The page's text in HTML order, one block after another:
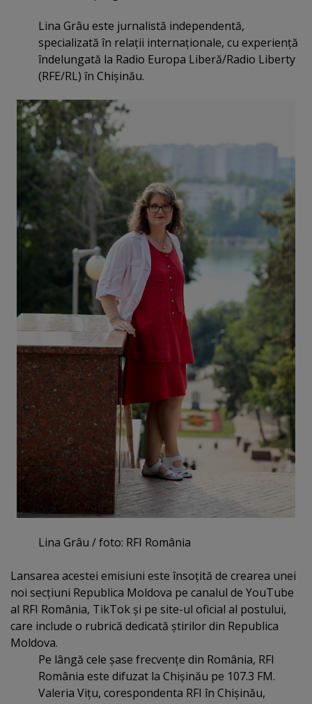
Lina Grâu este jurnalistă independentă,
specializată în relaţii internaţionale, cu experienţă
îndelungată la Radio Europa Liberă/Radio Liberty
(RFE/RL) în Chişinău.
Lina Grâu / foto: RFI România
Lansarea acestei emisiuni este însoţită de crearea unei
noi secţiuni Republica Moldova pe canalul de YouTube
al RFI România, TikTok şi pe site-ul oficial al postului,
care include o rubrică dedicată ştirilor din Republica
Moldova.
Pe lângă cele şase frecvenţe din România, RFI
România este difuzat la Chişinău pe 107.3 FM.
Valeria Viţu, corespondenta RFI în Chişinău,